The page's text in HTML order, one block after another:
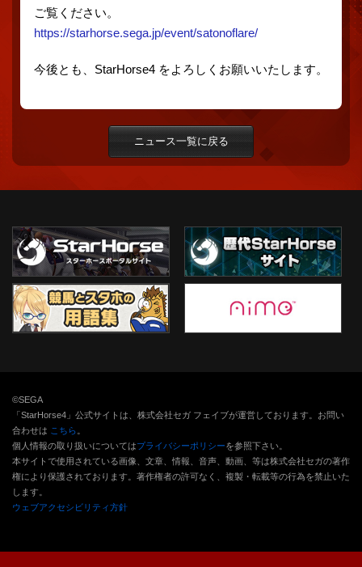
ご覧ください。
https://starhorse.sega.jp/event/satonoflare/
今後とも、StarHorse4 をよろしくお願いいたします。
ニュース一覧に戻る
©SEGA
「StarHorse4」公式サイトは、株式会社セガ フェイブが運営しております。お問い
合わせは こちら
個人情報の取り扱いについてはプライバシーポリシーを参照下さい。
本サイトで使用されている画像、文章、情報、音声、動画、等は株式会社セガの著作
権により保護されております。 著作権者の許可なく、複製・転載等の行為を禁止いた
します。
ウェブアクセシビリティ方針